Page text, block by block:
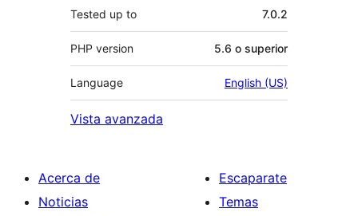
Tested up to 7.0.2
PHP version 5.6 o superior
Language English (US)
Vista avanzada
Acerca de
Noticias
Escaparate
Temas